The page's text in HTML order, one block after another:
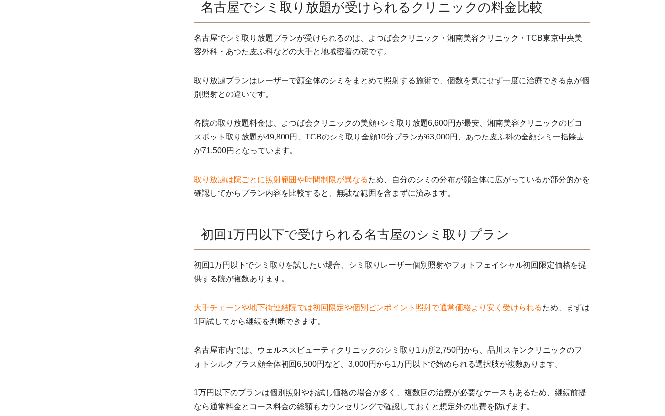
名古屋でシミ取り放題が受けられるクリニックの料金比較
名古屋でシミ取り放題プランが受けられるのは、よつば会クリニック・湘南美容クリニック・TCB東京中央美
容外科・あつた皮ふ科などの大手と地域密着の院です。
取り放題プランはレーザーで顔全体のシミをまとめて照射する施術で、個数を気にせず一度に治療できる点が個
別照射との違いです。
各院の取り放題料金は、よつば会クリニックの美顔+シミ取り放題6,600円が最安、湘南美容クリニックのピコ
スポット取り放題が49,800円、TCBのシミ取り全顔10分プランが63,000円、あつた皮ふ科の全顔シミ一括除去
が71,500円となっています。
取り放題は院ごとに照射範囲や時間制限が異なるため、自分のシミの分布が顔全体に広がっているか部分的かを
確認してからプラン内容を比較すると、無駄な範囲を含まずに済みます。
初回1万円以下で受けられる名古屋のシミ取りプラン
初回1万円以下でシミ取りを試したい場合、シミ取りレーザー個別照射やフォトフェイシャル初回限定価格を提
供する院が複数あります。
大手チェーンや地下街連結院では初回限定や個別ピンポイント照射で通常価格より安く受けられるため、まずは
1回試してから継続を判断できます。
名古屋市内では、ウェルネスビューティクリニックのシミ取り1カ所2,750円から、品川スキンクリニックのフ
ォトシルクプラス顔全体初回6,500円など、3,000円から1万円以下で始められる選択肢が複数あります。
1万円以下のプランは個別照射やお試し価格の場合が多く、複数回の治療が必要なケースもあるため、継続前提
なら通常料金とコース料金の総額もカウンセリングで確認しておくと想定外の出費を防げます。